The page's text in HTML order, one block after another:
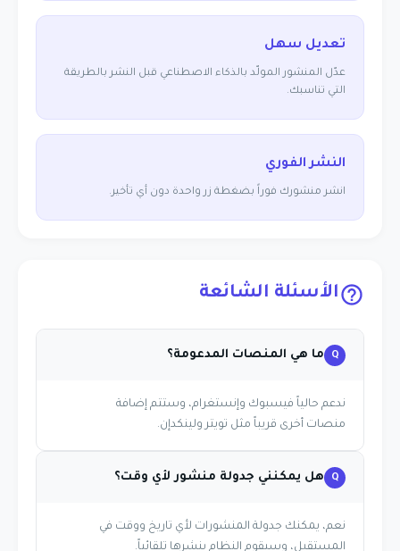
تعديل سهل
عدّل المنشور المولّد بالذكاء الاصطناعي قبل النشر بالطريقة
التي تناسبك.
النشر الفوري
انشر منشورك فوراً بضغطة زر واحدة دون أي تأخير.
الأسئلة الشائعة
ما هي المنصات المدعومة؟
ندعم حالياً فيسبوك وإنستغرام، وستتم إضافة
منصات أخرى قريباً مثل تويتر ولينكدإن.
هل يمكنني جدولة منشور لأي وقت؟
نعم، يمكنك جدولة المنشورات لأي تاريخ ووقت في
المستقبل، وسيقوم النظام بنشرها تلقائياً.